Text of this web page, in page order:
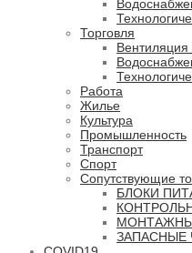
Торговля
Работа
Жилье
Культура
Промышленность
Транспорт
Спорт
Сопутствующие
БЛОКИ
ЗАПАСНЫЕ